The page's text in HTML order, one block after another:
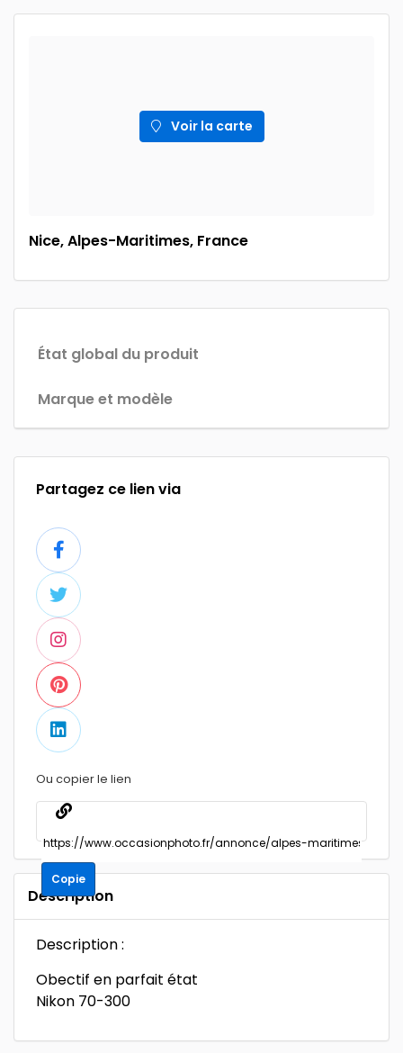
Voir la carte
Nice, Alpes-Maritimes, France
État global du produit
Marque et modèle
Partagez ce lien via
Ou copier le lien
Copie
Description
Description :
Obectif en parfait état
Nikon 70-300